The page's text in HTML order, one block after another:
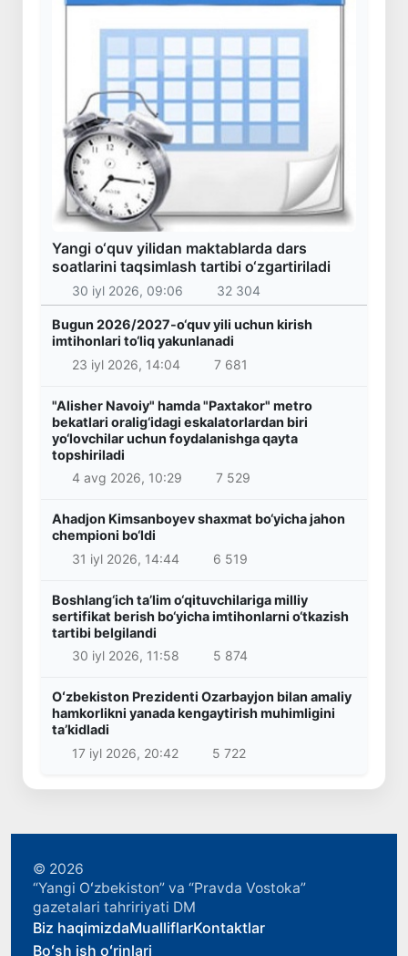
Yangi o‘quv yilidan maktablarda dars
soatlarini taqsimlash tartibi o‘zgartiriladi
30 iyl 2026, 09:06 32 304
Bugun 2026/2027-o‘quv yili uchun kirish
imtihonlari to‘liq yakunlanadi
23 iyl 2026, 14:04
7 681
"Alisher Navoiy" hamda "Paxtakor" metro
bekatlari oralig‘idagi eskalatorlardan biri
yo‘lovchilar uchun foydalanishga qayta
topshiriladi
4 avg 2026, 10:29
7 529
Ahadjon Kimsanboyev shaxmat bo‘yicha jahon
chempioni bo‘ldi
31 iyl 2026, 14:44
6 519
Boshlang‘ich ta’lim o‘qituvchilariga milliy
sertifikat berish bo‘yicha imtihonlarni o‘tkazish
tartibi belgilandi
30 iyl 2026, 11:58
5 874
Oʻzbekiston Prezidenti Ozarbayjon bilan amaliy
hamkorlikni yanada kengaytirish muhimligini
taʼkidladi
17 iyl 2026, 20:42
5 722
© 2026
“Yangi Oʻzbekiston” va “Pravda Vostoka”
gazetalari tahririyati DM
Biz haqimizdaMualliflarKontaktlar
Boʻsh ish oʻrinlari